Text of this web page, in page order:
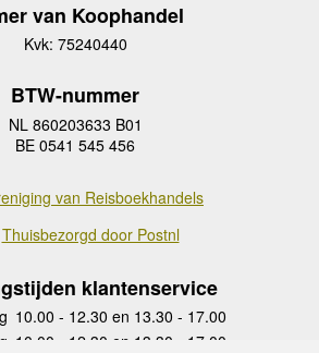
van Koophandel
Kvk: 75240440
BTW-nummer
NL 860203633 B01
BE 0541 545 456
van Reisboekhandels
Thuisbezorgd door Postnl
klantenservice
10.00 - 12.30 en 13.30 - 17.00
10.00 - 12.30 en 13.30 - 17.00